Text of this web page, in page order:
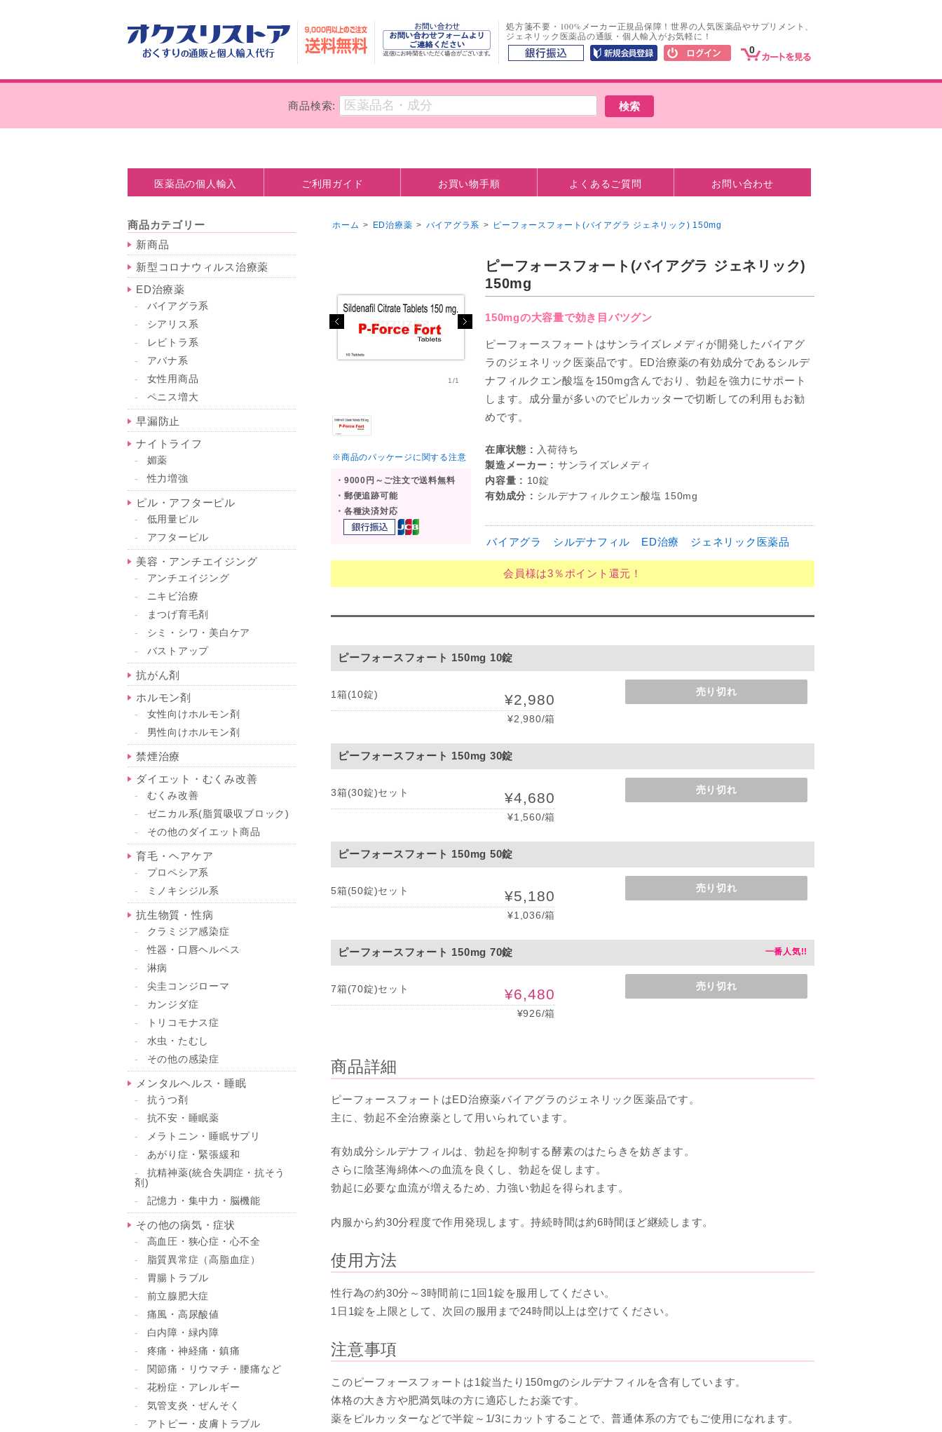
処方箋不要・100%メーカー正規品保障！世界の人気医薬品やサプリメント、
ジェネリック医薬品の通販・個人輸入がお気軽に！
0
商品検索:
医薬品の個人輸入 ご利用ガイド お買い物手順 よくあるご質問 お問い合わせ
ホーム > ED治療薬 > バイアグラ系 > ピーフォースフォート(バイアグラ ジェネリック) 150mg
1/1
※商品のパッケージに関する注意
・9000円～ご注文で送料無料
・郵便追跡可能
・各種決済対応
ピーフォースフォート(バイアグラ ジェネリック)
150mg
150mgの大容量で効き目バツグン
ピーフォースフォートはサンライズレメディが開発したバイアグ
ラのジェネリック医薬品です。ED治療薬の有効成分であるシルデ
ナフィルクエン酸塩を150mg含んでおり、勃起を強力にサポート
します。成分量が多いのでピルカッターで切断しての利用もお勧
めです。
在庫状態 : 入荷待ち
製造メーカー : サンライズレメディ
内容量 : 10錠
有効成分 : シルデナフィルクエン酸塩 150mg
バイアグラ シルデナフィル ED治療 ジェネリック医薬品
会員様は3％ポイント還元！
ピーフォースフォート 150mg 10錠
1箱(10錠) ¥2,980
¥2,980/箱
売り切れ
ピーフォースフォート 150mg 30錠
3箱(30錠)セット ¥4,680
¥1,560/箱
売り切れ
ピーフォースフォート 150mg 50錠
5箱(50錠)セット ¥5,180
¥1,036/箱
売り切れ
ピーフォースフォート 150mg 70錠
7箱(70錠)セット ¥6,480
¥926/箱
売り切れ
商品詳細
ピーフォースフォートはED治療薬バイアグラのジェネリック医薬品です。
主に、勃起不全治療薬として用いられています。
有効成分シルデナフィルは、勃起を抑制する酵素のはたらきを妨ぎます。
さらに陰茎海綿体への血流を良くし、勃起を促します。
勃起に必要な血流が増えるため、力強い勃起を得られます。
内服から約30分程度で作用発現します。持続時間は約6時間ほど継続します。
使用方法
性行為の約30分～3時間前に1回1錠を服用してください。
1日1錠を上限として、次回の服用まで24時間以上は空けてください。
注意事項
このピーフォースフォートは1錠当たり150mgのシルデナフィルを含有しています。
体格の大き方や肥満気味の方に適応したお薬です。
薬をピルカッターなどで半錠～1/3にカットすることで、普通体系の方でもご使用になれます。
商品カテゴリー
新商品
新型コロナウィルス治療薬
ED治療薬
バイアグラ系
シアリス系
レビトラ系
アバナ系
女性用商品
ペニス増大
早漏防止
ナイトライフ
媚薬
性力増強
ピル・アフターピル
低用量ピル
アフターピル
美容・アンチエイジング
アンチエイジング
ニキビ治療
まつげ育毛剤
シミ・シワ・美白ケア
バストアップ
抗がん剤
ホルモン剤
女性向けホルモン剤
男性向けホルモン剤
禁煙治療
ダイエット・むくみ改善
むくみ改善
ゼニカル系(脂質吸収ブロック)
その他のダイエット商品
育毛・ヘアケア
プロペシア系
ミノキシジル系
抗生物質・性病
クラミジア感染症
性器・口唇ヘルペス
淋病
尖圭コンジローマ
カンジダ症
トリコモナス症
水虫・たむし
その他の感染症
メンタルヘルス・睡眠
抗うつ剤
抗不安・睡眠薬
メラトニン・睡眠サプリ
あがり症・緊張緩和
抗精神薬(統合失調症・抗そう
剤)
記憶力・集中力・脳機能
その他の病気・症状
高血圧・狭心症・心不全
脂質異常症（高脂血症）
胃腸トラブル
前立腺肥大症
痛風・高尿酸値
白内障・緑内障
疼痛・神経痛・鎮痛
関節痛・リウマチ・腰痛など
花粉症・アレルギー
気管支炎・ぜんそく
アトピー・皮膚トラブル